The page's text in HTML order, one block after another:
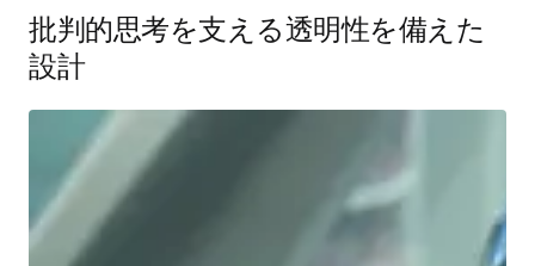
批判的思考を支える透明性を備えた
設計